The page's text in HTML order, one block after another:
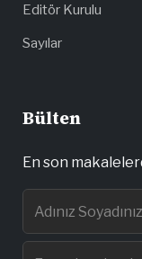
Editör Kurulu
Sayılar
Bülten
En son